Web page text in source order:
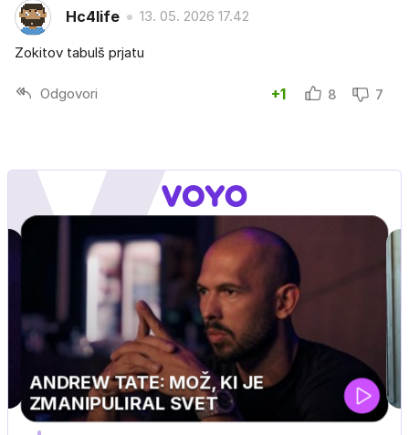
Hc4life 13. 05. 2026 17.42
Zokitov tabulš prjatu
Odgovori +1 8 7
MOJ PRIJATELJ PINGVIN